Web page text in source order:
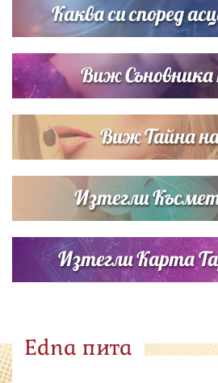
Каква си според
Виж Съновника
Виж Тайна
Изтегли
Изтегли Карта
Edna пита